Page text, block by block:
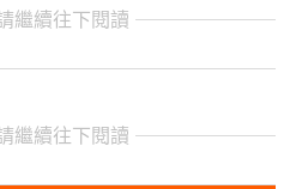
繼續往下閱讀
繼續往下閱讀